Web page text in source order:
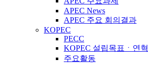
APEC News
APEC 주요 회의결과
KOPEC
PECC
KOPEC 설립목표ㆍ연혁
주요활동